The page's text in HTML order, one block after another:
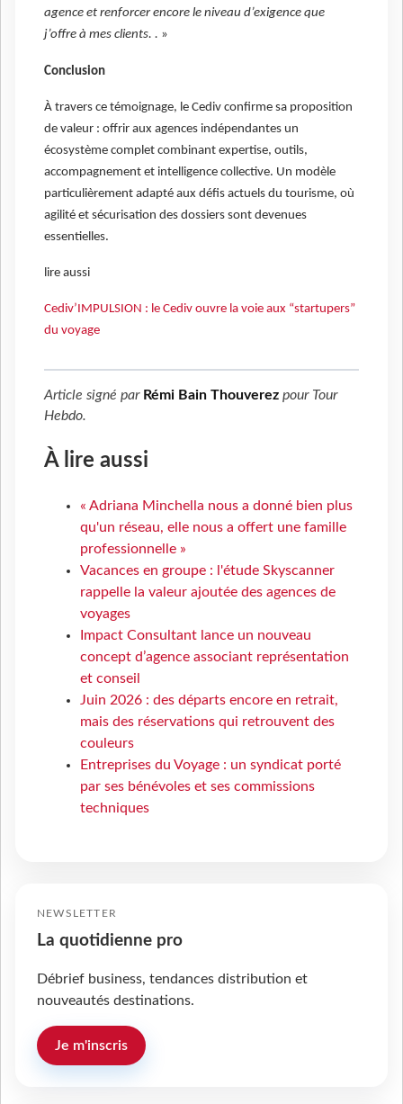
agence et renforcer encore le niveau d’exigence que
j’offre à mes clients. . »
Conclusion
À travers ce témoignage, le Cediv confirme sa proposition
de valeur : offrir aux agences indépendantes un
écosystème complet combinant expertise, outils,
accompagnement et intelligence collective. Un modèle
particulièrement adapté aux défis actuels du tourisme, où
agilité et sécurisation des dossiers sont devenues
essentielles.
lire aussi
Cediv’IMPULSION : le Cediv ouvre la voie aux “startupers”
du voyage
Article signé par Rémi Bain Thouverez pour Tour
Hebdo.
À lire aussi
« Adriana Minchella nous a donné bien plus
qu'un réseau, elle nous a offert une famille
professionnelle »
Vacances en groupe : l'étude Skyscanner
rappelle la valeur ajoutée des agences de
voyages
Impact Consultant lance un nouveau
concept d’agence associant représentation
et conseil
Juin 2026 : des départs encore en retrait,
mais des réservations qui retrouvent des
couleurs
Entreprises du Voyage : un syndicat porté
par ses bénévoles et ses commissions
techniques
NEWSLETTER
La quotidienne pro
Débrief business, tendances distribution et
nouveautés destinations.
Je m'inscris